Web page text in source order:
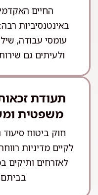
החיים
באינטנסיביות
עומסי עבודה,
ולעיתים גם
תעודת
משפטית
חוק ביטוח
לקיים מדיניות
לאזרחים ותיקים
בביתם